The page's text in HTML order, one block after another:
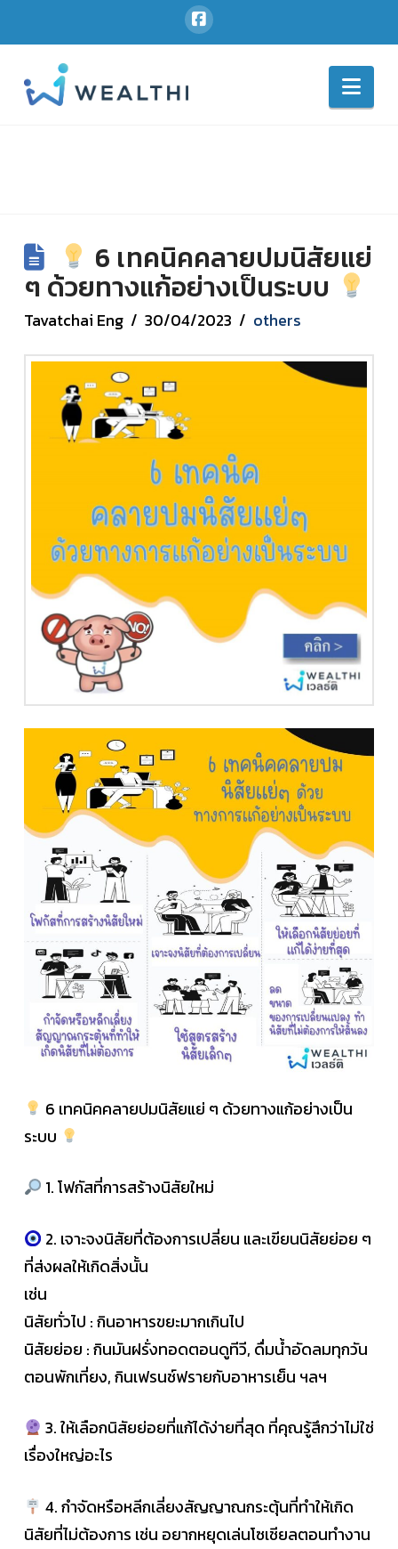
6 เทคนิคคลายปมนิสัยแย่
ๆ ด้วยทางแก้อย่างเป็นระบบ
Tavatchai Eng 30/04/2023 others
6 เทคนิคคลายปมนิสัยแย่ ๆ ด้วยทางแก้อย่างเป็น
ระบบ
1. โฟกัสที่การสร้างนิสัยใหม่
2. เจาะจงนิสัยที่ต้องการเปลี่ยน และเขียนนิสัยย่อย ๆ
ที่ส่งผลให้เกิดสิ่งนั้น
เช่น
นิสัยทั่วไป : กินอาหารขยะมากเกินไป
นิสัยย่อย : กินมันฝรั่งทอดตอนดูทีวี, ดื่มน้ำอัดลมทุกวัน
ตอนพักเที่ยง, กินเฟรนช์ฟรายกับอาหารเย็น ฯลฯ
3. ให้เลือกนิสัยย่อยที่แก้ได้ง่ายที่สุด ที่คุณรู้สึกว่าไม่ใช่
เรื่องใหญ่อะไร
4. กำจัดหรือหลีกเลี่ยงสัญญาณกระตุ้นที่ทำให้เกิด
นิสัยที่ไม่ต้องการ เช่น อยากหยุดเล่นโซเชียลตอนทำงาน